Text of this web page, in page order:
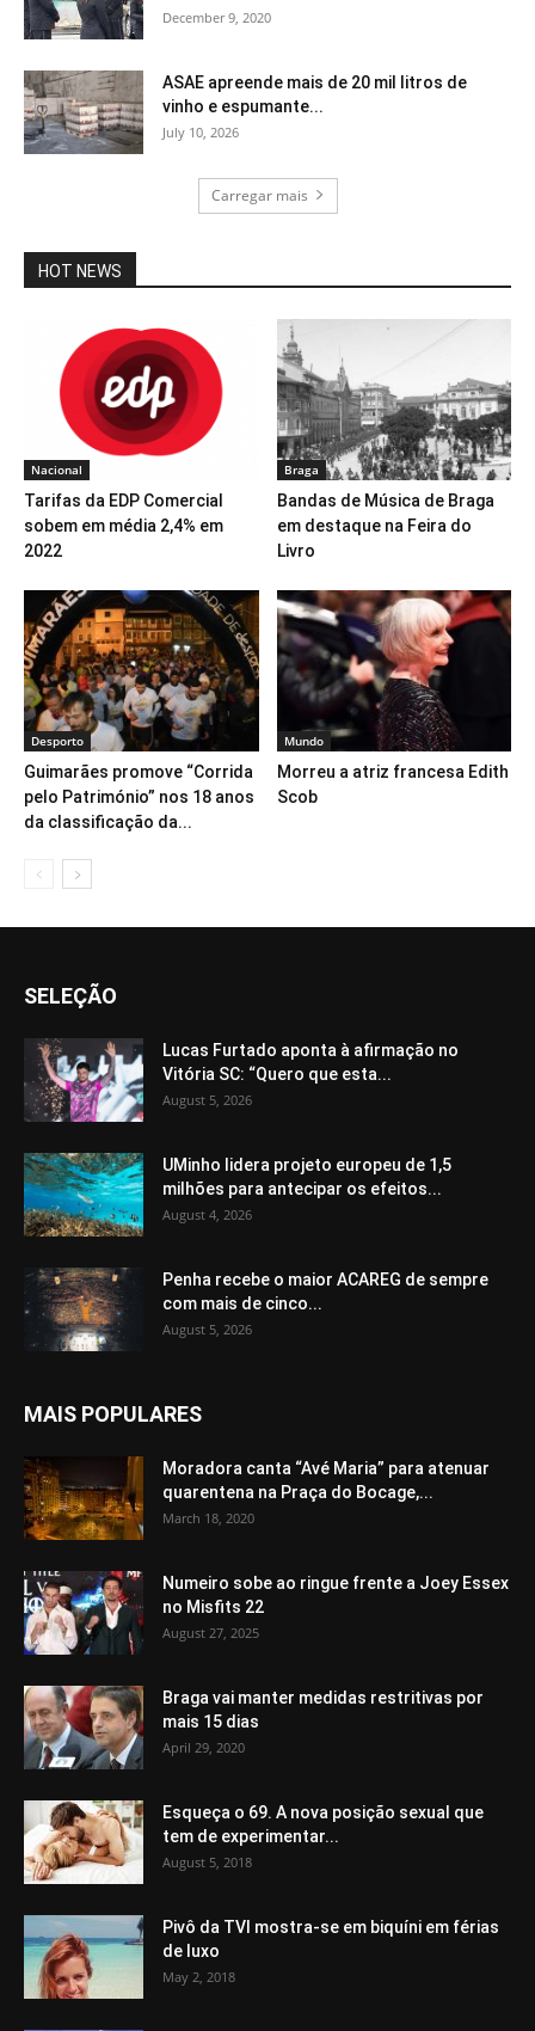
December 9, 2020
ASAE apreende mais de 20 mil litros de
vinho e espumante...
July 10, 2026
Carregar mais
HOT NEWS
Nacional
Tarifas da EDP Comercial
sobem em média 2,4% em
2022
Braga
Bandas de Música de Braga
em destaque na Feira do
Livro
Desporto
Guimarães promove “Corrida
pelo Património” nos 18 anos
da classificação da...
Mundo
Morreu a atriz francesa Edith
Scob
SELEÇÃO
Lucas Furtado aponta à afirmação no
Vitória SC: “Quero que esta...
August 5, 2026
UMinho lidera projeto europeu de 1,5
milhões para antecipar os efeitos...
August 4, 2026
Penha recebe o maior ACAREG de sempre
com mais de cinco...
August 5, 2026
MAIS POPULARES
Moradora canta “Avé Maria” para atenuar
quarentena na Praça do Bocage,...
March 18, 2020
Numeiro sobe ao ringue frente a Joey Essex
no Misfits 22
August 27, 2025
Braga vai manter medidas restritivas por
mais 15 dias
April 29, 2020
Esqueça o 69. A nova posição sexual que
tem de experimentar...
August 5, 2018
Pivô da TVI mostra-se em biquíni em férias
de luxo
May 2, 2018